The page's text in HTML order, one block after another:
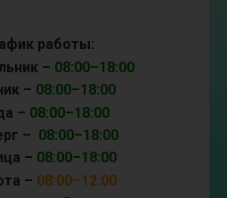
работы:
– 08:00–18:00
– 08:00–18:00
– 08:00–18:00
– 08:00–18:00
– 08:00–18:00
– 08:00–12:00